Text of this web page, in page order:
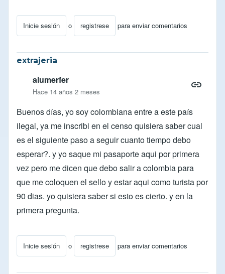
Inicie sesión o registrese para enviar comentarios
extrajeria
alumerfer
Hace 14 años 2 meses
Buenos días, yo soy colombiana entre a este país
ilegal, ya me inscribi en el censo quisiera saber cual
es el siguiente paso a seguir cuanto tiempo debo
esperar?. y yo saque mi pasaporte aqui por primera
vez pero me dicen que debo salir a colombia para
que me coloquen el sello y estar aqui como turista por
90 dias. yo quisiera saber si esto es cierto. y en la
primera pregunta.
Inicie sesión o registrese para enviar comentarios